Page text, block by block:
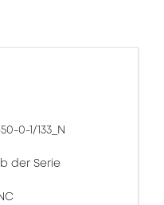
0-1/133_N
der Serie